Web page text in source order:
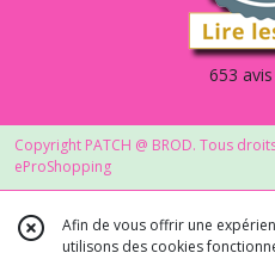
653
Copyright PATCH @ BROD. Tous
eProShopping
Afin de vous offrir une
utilisons des cookies